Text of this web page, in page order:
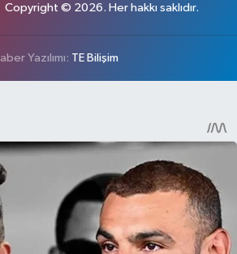
Copyright © 2026. Her hakkı saklıdır.
Yazılımı: TE Bilişim